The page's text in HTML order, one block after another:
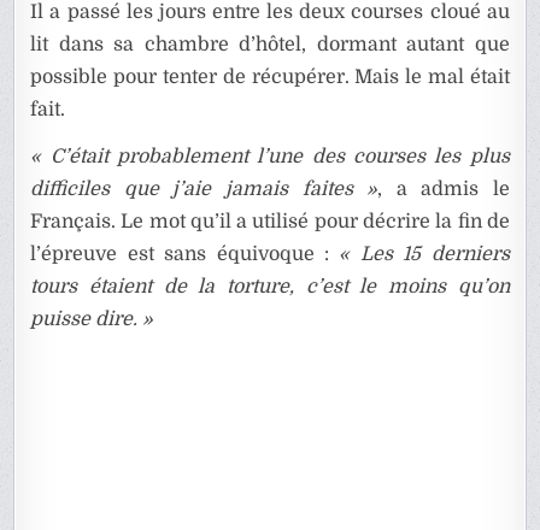
Il a passé les jours entre les deux courses cloué au
lit dans sa chambre d’hôtel, dormant autant que
possible pour tenter de récupérer. Mais le mal était
fait.
« C’était probablement l’une des courses les plus
difficiles que j’aie jamais faites », a admis le
Français. Le mot qu’il a utilisé pour décrire la fin de
l’épreuve est sans équivoque : « Les 15 derniers
tours étaient de la torture, c’est le moins qu’on
puisse dire. »